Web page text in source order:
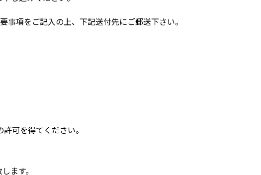
事項をご記入の上、下記送付先にご郵送下さい。
可を得てください。
ます。